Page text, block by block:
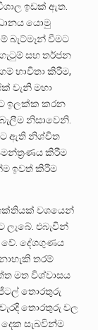
ඉඩක් ඇත.
යොමු
බැට්මෑන් වීමට
සහ තර්ජන
භාවිතා කිරීම,
වැනි මහා
ඉලක්ක කරන
නිසාවෙනි.
ඇති නිශ්චිත
කිරීම
ඉවත් කිරීම
ශක්තියක් වශයෙන්
එබැවින්
දේශගුණය
තරම්
මත විශ්වාසය
තොරතුරු
වැරදි තොරතුරු වල
සැබවින්ම